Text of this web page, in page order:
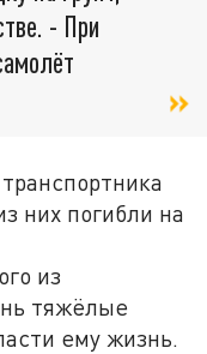
- При
них погибли на
из
тяжёлые
ему жизнь.